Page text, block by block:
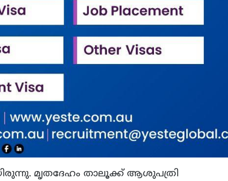
മൃതദേഹം താലൂക്ക് ആശുപത്രി